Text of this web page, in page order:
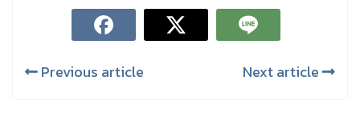
Previous article Next article